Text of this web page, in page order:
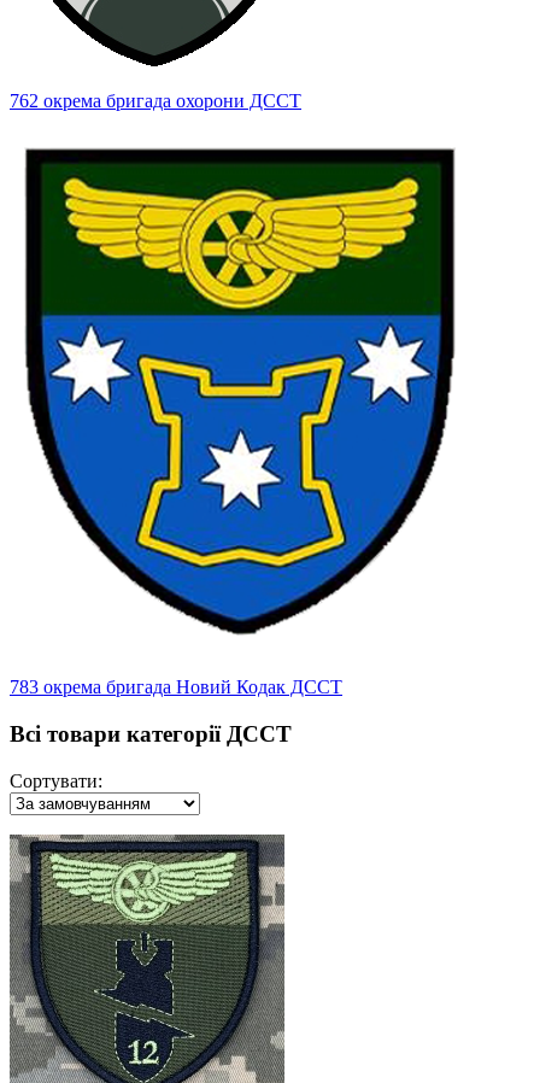
762 окрема бригада охорони ДССТ
783 окрема бригада Новий Кодак ДССТ
Всі товари категорії ДССТ
Сортувати: